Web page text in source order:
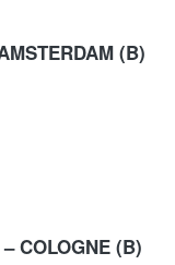
(B)
COLOGNE (B)